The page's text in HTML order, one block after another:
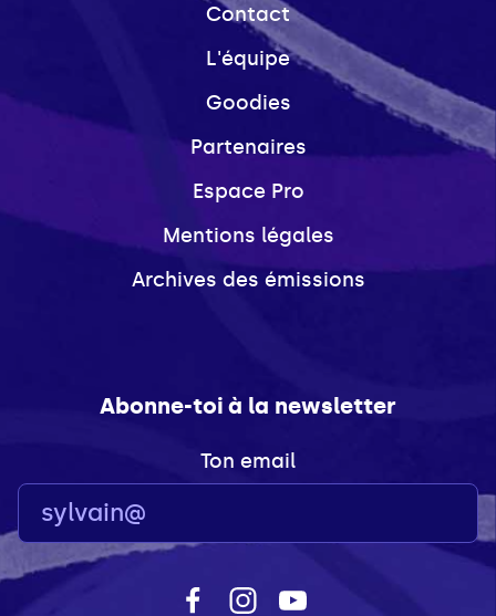
Contact
L'équipe
Goodies
Partenaires
Espace Pro
Mentions légales
Archives des émissions
Abonne-toi à la newsletter
Ton email